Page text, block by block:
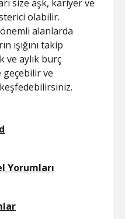
size aşk, kariyer ve
olabilir.
alanlarda
ışığını takip
ve aylık burç
geçebilir ve
Yorumları